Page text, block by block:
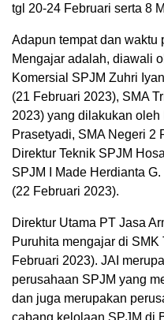
tgl 20-24 Februari serta 8
Adapun tempat dan
Mengajar adalah, diawali
Komersial SPJM Zuhri
(21 Februari 2023), SMA
2023) yang dilakukan oleh
Prasetyadi, SMA Negeri 2
Direktur Teknik SPJM
SPJM I Made Herdianta
(22 Februari 2023).
Direktur Utama PT Jasa
Puruhita mengajar di SMK
Februari 2023). JAI
perusahaan SPJM yang
dan juga merupakan
cabang kelolaan SPJM di